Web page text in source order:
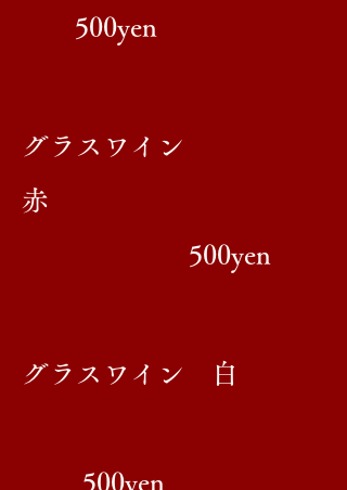
500yen
グラスワイン
赤
500yen
グラスワイン 白
500yen